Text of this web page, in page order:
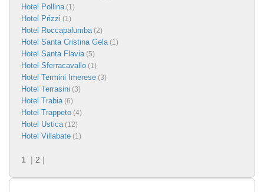
Hotel Pollina(1)
Hotel Prizzi (1)
Hotel Roccapalumba(2)
Hotel Santa Cristina Gela(1)
Hotel Santa Flavia(5)
Hotel Sferracavallo (1)
Hotel Termini Imerese (3)
Hotel Terrasini (3)
Hotel Trabia(6)
Hotel Trappeto (4)
Hotel Ustica(12)
Hotel Villabate (1)
1 | 2 |